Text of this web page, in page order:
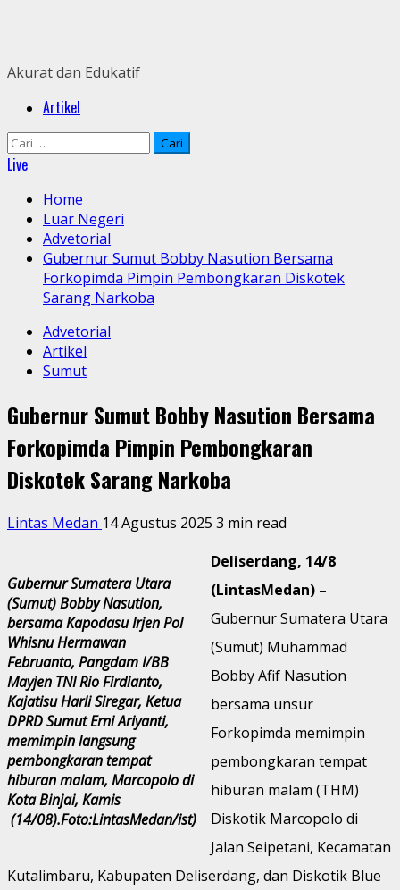
Akurat dan Edukatif
PrimaryArtikel
Cari
untuk:
Live
Home
Luar Negeri
Advetorial
Gubernur Sumut Bobby Nasution Bersama
Forkopimda Pimpin Pembongkaran Diskotek
Sarang Narkoba
Advetorial
Artikel
Sumut
Gubernur Sumut Bobby Nasution Bersama
Forkopimda Pimpin Pembongkaran
Diskotek Sarang Narkoba
Lintas Medan 14 Agustus 2025 3 min read
Gubernur Sumatera Utara
(Sumut) Bobby Nasution,
bersama Kapodasu Irjen Pol
Whisnu Hermawan
Februanto, Pangdam I/BB
Mayjen TNI Rio Firdianto,
Kajatisu Harli Siregar, Ketua
DPRD Sumut Erni Ariyanti,
memimpin langsung
pembongkaran tempat
hiburan malam, Marcopolo di
Kota Binjai, Kamis
(14/08).Foto:LintasMedan/ist)
Deliserdang, 14/8
(LintasMedan) –
Gubernur Sumatera Utara
(Sumut) Muhammad
Bobby Afif Nasution
bersama unsur
Forkopimda memimpin
pembongkaran tempat
hiburan malam (THM)
Diskotik Marcopolo di
Jalan Seipetani, Kecamatan
Kutalimbaru, Kabupaten Deliserdang, dan Diskotik Blue